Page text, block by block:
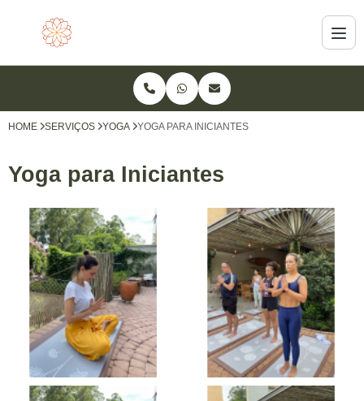
HOME SERVIÇOS YOGA YOGA PARA INICIANTES
Yoga para Iniciantes